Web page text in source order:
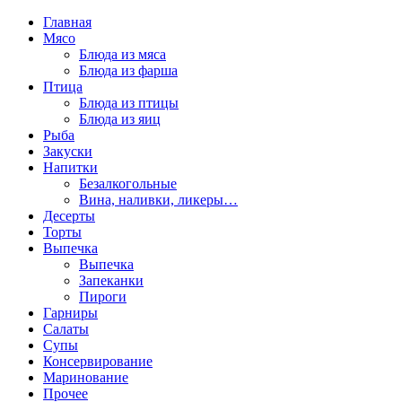
Главная
Мясо
Блюда из мяса
Блюда из фарша
Птица
Блюда из птицы
Блюда из яиц
Рыба
Закуски
Напитки
Безалкогольные
Вина, наливки, ликеры…
Десерты
Торты
Выпечка
Выпечка
Запеканки
Пироги
Гарниры
Салаты
Супы
Консервирование
Маринование
Прочее